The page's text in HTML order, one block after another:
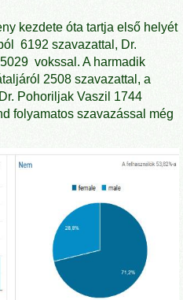
kezdete óta tartja első helyét
6192 szavazattal, Dr.
vokssal. A harmadik
2508 szavazattal, a
Pohoriljak Vaszil 1744
folyamatos szavazással még